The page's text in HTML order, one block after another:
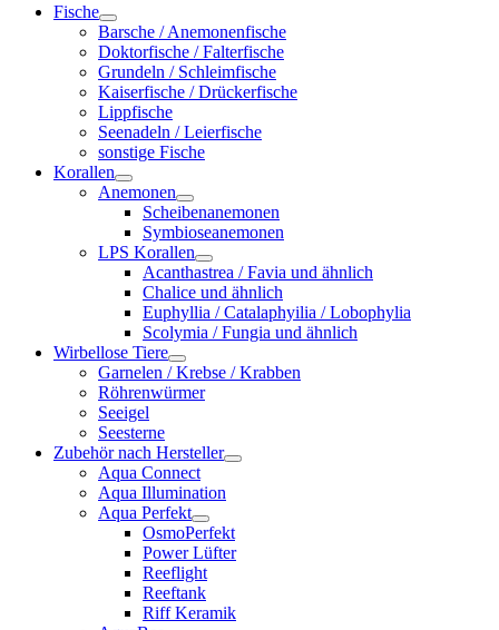
Fische
Barsche / Anemonenfische
Doktorfische / Falterfische
Grundeln / Schleimfische
Kaiserfische / Drückerfische
Lippfische
Seenadeln / Leierfische
sonstige Fische
Korallen
Anemonen
Scheibenanemonen
Symbioseanemonen
LPS Korallen
Acanthastrea / Favia und ähnlich
Chalice und ähnlich
Euphyllia / Catalaphyilia / Lobophylia
Scolymia / Fungia und ähnlich
Wirbellose Tiere
Garnelen / Krebse / Krabben
Röhrenwürmer
Seeigel
Seesterne
Zubehör nach Hersteller
Aqua Connect
Aqua Illumination
Aqua Perfekt
OsmoPerfekt
Power Lüfter
Reeflight
Reeftank
Riff Keramik